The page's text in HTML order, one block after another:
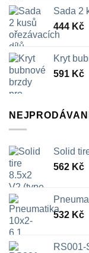
Sada 2
444 Kč
Kryt
591 Kč
Solid
562 Kč
532 Kč
RS001-